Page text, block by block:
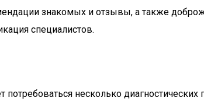
знакомых и отзывы, а также
специалистов.
несколько